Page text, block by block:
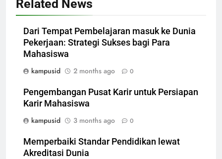
Related News
Dari Tempat Pembelajaran masuk ke Dunia
Pekerjaan: Strategi Sukses bagi Para
Mahasiswa
kampusid
2 months ago 0
Pengembangan Pusat Karir untuk Persiapan
Karir Mahasiswa
kampusid
3 months ago 0
Memperbaiki Standar Pendidikan lewat
Akreditasi Dunia